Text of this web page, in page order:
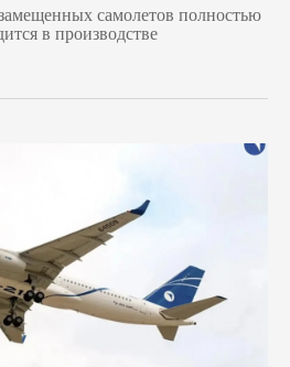
самолетов полностью
в производстве